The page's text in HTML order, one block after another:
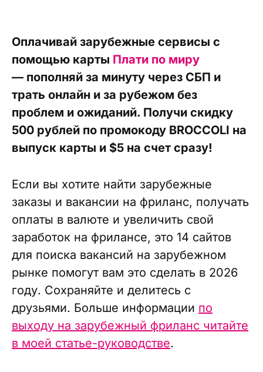
Оплачивай зарубежные сервисы с
помощью карты Плати по миру
— пополняй за минуту через СБП и
трать онлайн и за рубежом без
проблем и ожиданий. Получи скидку
500 рублей по промокоду BROCCOLI на
выпуск карты и $5 на счет сразу!
Если вы хотите найти зарубежные
заказы и вакансии на фриланс, получать
оплаты в валюте и увеличить свой
заработок на фрилансе, это 14 сайтов
для поиска вакансий на зарубежном
рынке помогут вам это сделать в 2026
году. Сохраняйте и делитесь с
друзьями. Больше информации по
выходу на зарубежный фриланс читайте
в моей статье-руководстве.